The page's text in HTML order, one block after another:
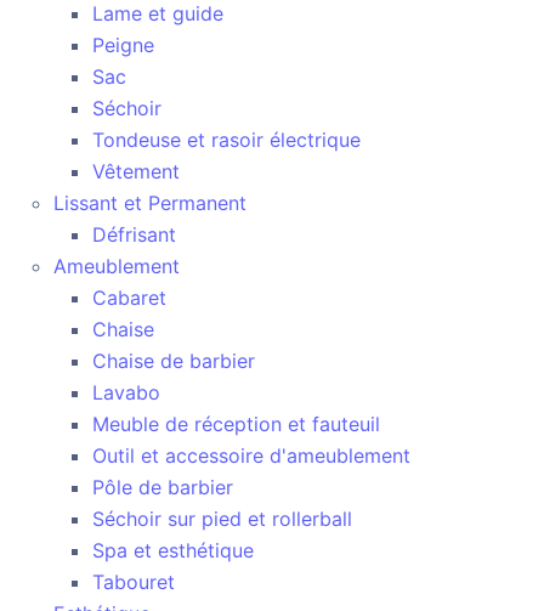
Lame et guide
Peigne
Sac
Séchoir
Tondeuse et rasoir électrique
Vêtement
Lissant et Permanent
Défrisant
Ameublement
Cabaret
Chaise
Chaise de barbier
Lavabo
Meuble de réception et fauteuil
Outil et accessoire d'ameublement
Pôle de barbier
Séchoir sur pied et rollerball
Spa et esthétique
Tabouret